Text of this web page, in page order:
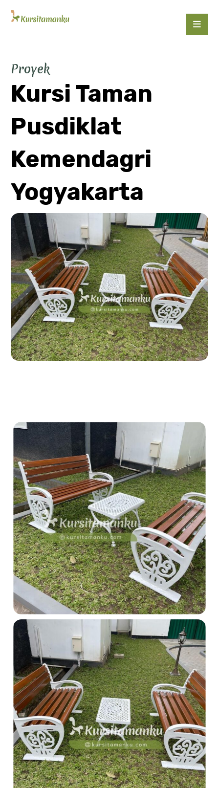
Proyek
Kursi Taman
Pusdiklat
Kemendagri
Yogyakarta